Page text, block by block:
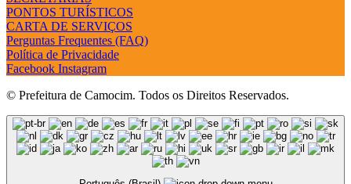
PONTOS TURÍSTICOS
CARTA DE SERVIÇOS
Perguntas Frequentes (FAQ)
Política de Privacidade
Facebook Instagram
© Prefeitura de Camocim. Todos os Direitos Reservados.